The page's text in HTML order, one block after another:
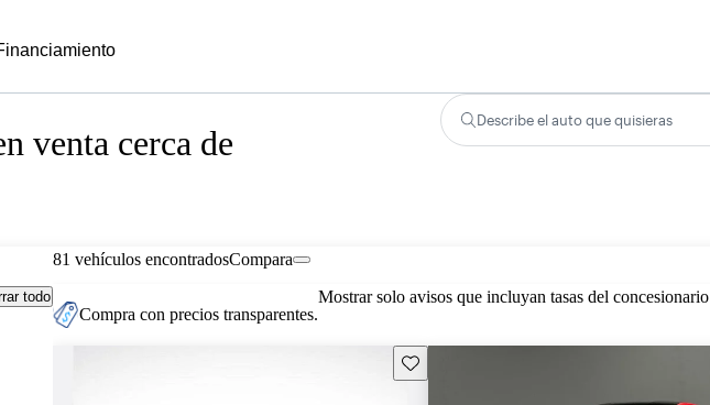
venta cerca de
Describe el auto que quisieras
todo
81 vehículos encontradosCompara
Compra con precios transparentes.
Mostrar solo avisos que incluyan tasas del concesionario
Guarda este Aviso